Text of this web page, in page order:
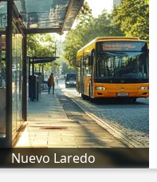
Nuevo Laredo